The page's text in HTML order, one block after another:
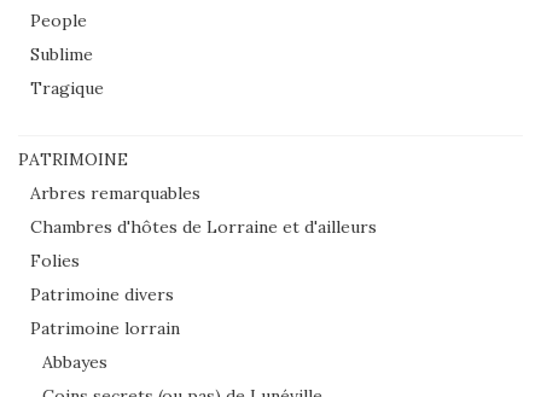
People
Sublime
Tragique
PATRIMOINE
Arbres remarquables
Chambres d'hôtes de Lorraine et d'ailleurs
Folies
Patrimoine divers
Patrimoine lorrain
Abbayes